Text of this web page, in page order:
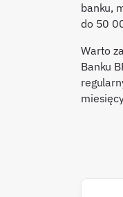
banku,
do 50
Warto
Banku